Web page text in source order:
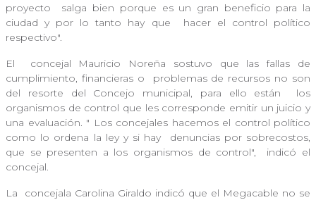
proyecto
salga bien porque es un gran beneficio para la
ciudad y por lo tanto hay que
hacer el control político
respectivo".
El
concejal Mauricio Noreña sostuvo que las fallas de
cumplimiento, financieras o
problemas de recursos no son
del resorte del Concejo municipal, para ello están
los
organismos de control que les corresponde emitir un juicio y
una evaluación. " Los concejales hacemos el control político
como lo ordena la ley y si hay
denuncias por sobrecostos,
que se presenten a los organismos de control",
indicó el
concejal.
La
concejala Carolina Giraldo indicó que el Megacable no se